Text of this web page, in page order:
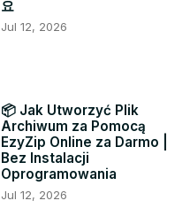
요
Jul 12, 2026
📦 Jak Utworzyć Plik
Archiwum za Pomocą
EzyZip Online za Darmo |
Bez Instalacji
Oprogramowania
Jul 12, 2026